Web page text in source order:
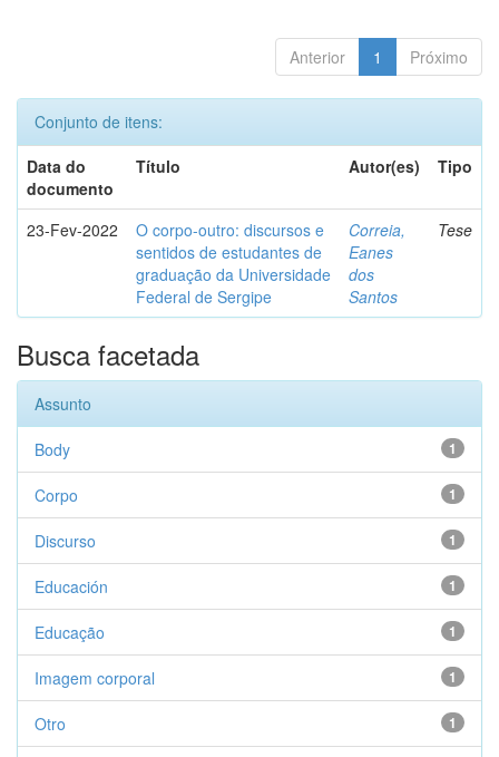
Anterior 1 Próximo
Conjunto de itens:
Data do
documento
Título Autor(es) Tipo
23-Fev-2022
O corpo-outro: discursos e
sentidos de estudantes de
graduação da Universidade
Federal de Sergipe
Correia,
Eanes
dos
Santos
Tese
Busca facetada
Assunto
1
Body
1
Corpo
1
Discurso
1
Educación
1
Educação
1
Imagem corporal
1
Otro